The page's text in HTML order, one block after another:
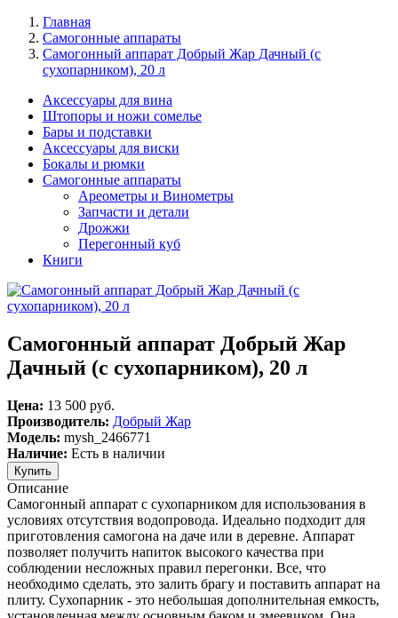
Главная
Самогонные аппараты
Самогонный аппарат Добрый Жар Дачный (с
сухопарником), 20 л
Аксессуары для вина
Штопоры и ножи сомелье
Бары и подставки
Аксессуары для виски
Бокалы и рюмки
Самогонные аппараты
Ареометры и Винометры
Запчасти и детали
Дрожжи
Перегонный куб
Книги
Самогонный аппарат Добрый Жар
Дачный (с сухопарником), 20 л
Цена: 13 500 руб.
Производитель: Добрый Жар
Модель: mysh_2466771
Наличие: Есть в наличии
Описание
Самогонный аппарат с сухопарником для использования в
условиях отсутствия водопровода. Идеально подходит для
приготовления самогона на даче или в деревне. Аппарат
позволяет получить напиток высокого качества при
соблюдении несложных правил перегонки. Все, что
необходимо сделать, это залить брагу и поставить аппарат на
плиту. Сухопарник - это небольшая дополнительная емкость,